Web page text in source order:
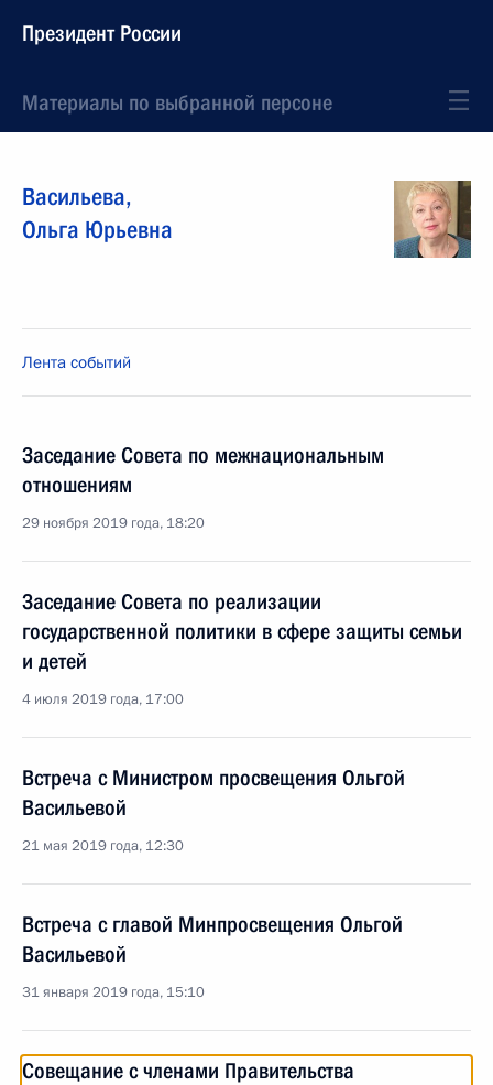
Президент России
Материалы по выбранной персоне
Васильева,
Ольга Юрьевна
Лента событий
Заседание Совета по межнациональным
отношениям
29 ноября 2019 года, 18:20
Заседание Совета по реализации
государственной политики в сфере защиты семьи
и детей
4 июля 2019 года, 17:00
Встреча с Министром просвещения Ольгой
Васильевой
21 мая 2019 года, 12:30
Встреча с главой Минпросвещения Ольгой
Васильевой
31 января 2019 года, 15:10
Совещание с членами Правительства